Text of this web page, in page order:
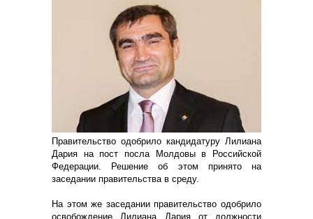
Правительство одобрило кандидатуру Лилиана
Дария на пост посла Молдовы в Российской
Федерации. Решение об этом принято на
заседании правительства в среду.
На этом же заседании правительство одобрило
освобождение Лилиана Дария от должности